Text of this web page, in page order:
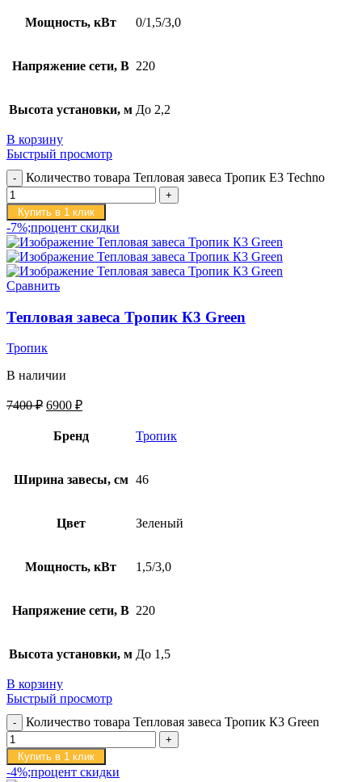
Мощность, кВт 0/1,5/3,0
Напряжение сети, В 220
Высота установки, м До 2,2
В корзину
Быстрый просмотр
Количество товара Тепловая завеса Тропик E3 Techno
Купить в 1 клик
-7%;процент скидки
Сравнить
Тепловая завеса Тропик К3 Green
Тропик
В наличии
7400₽ 6900 ₽
Бренд Тропик
Ширина завесы, см 46
Цвет Зеленый
Мощность, кВт 1,5/3,0
Напряжение сети, В 220
Высота установки, м До 1,5
В корзину
Быстрый просмотр
Количество товара Тепловая завеса Тропик К3 Green
Купить в 1 клик
-4%;процент скидки